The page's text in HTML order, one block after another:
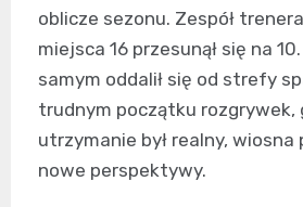
oblicze sezonu. Zespół
miejsca 16 przesunął się na
samym oddalił się od strefy
trudnym początku rozgrywek,
utrzymanie był realny, wiosna
nowe perspektywy.